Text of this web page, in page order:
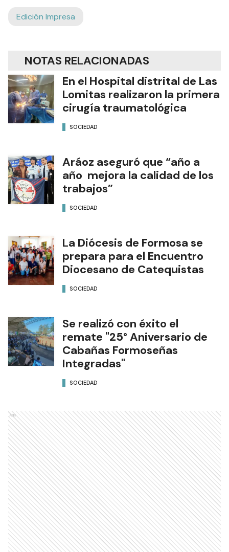
Edición Impresa
NOTAS RELACIONADAS
En el Hospital distrital de Las
Lomitas realizaron la primera
cirugía traumatológica
SOCIEDAD
Aráoz aseguró que “año a
año mejora la calidad de los
trabajos”
SOCIEDAD
La Diócesis de Formosa se
prepara para el Encuentro
Diocesano de Catequistas
SOCIEDAD
Se realizó con éxito el
remate "25° Aniversario de
Cabañas Formoseñas
Integradas"
SOCIEDAD
Ads